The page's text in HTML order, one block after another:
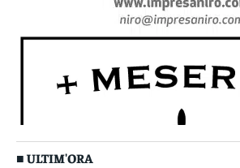
■ ULTIM'ORA